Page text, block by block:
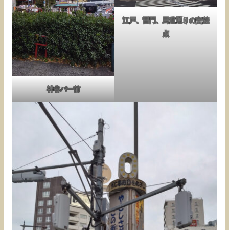
神谷バー前
江戸、雷門、馬道通りの交差
点